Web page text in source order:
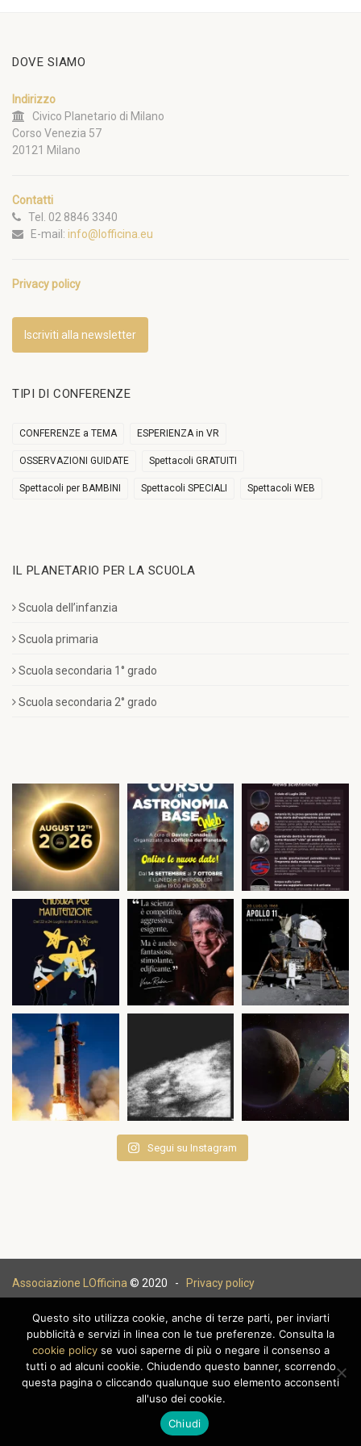
DOVE SIAMO
Indirizzo
Civico Planetario di Milano
Corso Venezia 57
20121 Milano
Contatti
Tel. 02 8846 3340
E-mail: info@lofficina.eu
Privacy policy
Iscriviti alla newsletter
TIPI DI CONFERENZE
CONFERENZE a TEMA ESPERIENZA in VR
OSSERVAZIONI GUIDATE Spettacoli GRATUITI
Spettacoli per BAMBINI Spettacoli SPECIALI Spettacoli WEB
IL PLANETARIO PER LA SCUOLA
Scuola dell’infanzia
Scuola primaria
Scuola secondaria 1° grado
Scuola secondaria 2° grado
Segui su Instagram
Associazione LOfficina © 2020 - Privacy policy
Questo sito utilizza cookie, anche di terze parti, per inviarti
pubblicità e servizi in linea con le tue preferenze. Consulta la
cookie policyse vuoi saperne di più o negare il consenso a
tutti o ad alcuni cookie. Chiudendo questo banner, scorrendo
questa pagina o cliccando qualunque suo elemento acconsenti
all'uso dei cookie.
Chiudi